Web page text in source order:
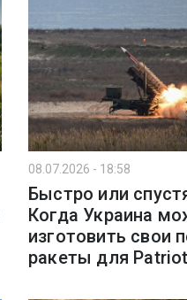
08.07.2026 - 18:58
Быстро или
Когда Украина
изготовить свои
ракеты для Patriot